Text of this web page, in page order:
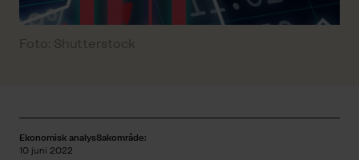
Foto: Shutterstock
Ekonomisk analys
10 juni 2022
Sakområde: